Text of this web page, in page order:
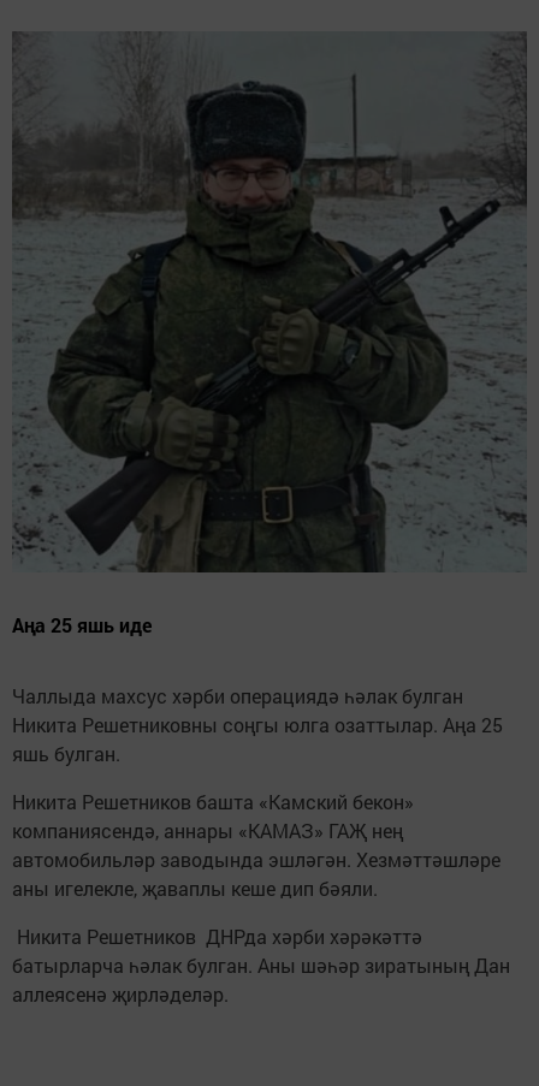
Аңа 25 яшь иде
Чаллыда махсус хәрби операциядә һәлак булган
Никита Решетниковны соңгы юлга озаттылар. Аңа 25
яшь булган.
Никита Решетников башта «Камский бекон»
компаниясендә, аннары «КАМАЗ» ГАҖ нең
автомобильләр заводында эшләгән. Хезмәттәшләре
аны игелекле, җаваплы кеше дип бәяли.
Никита Решетников ДНРда хәрби хәрәкәттә
батырларча һәлак булган. Аны шәһәр зиратының Дан
аллеясенә җирләделәр.